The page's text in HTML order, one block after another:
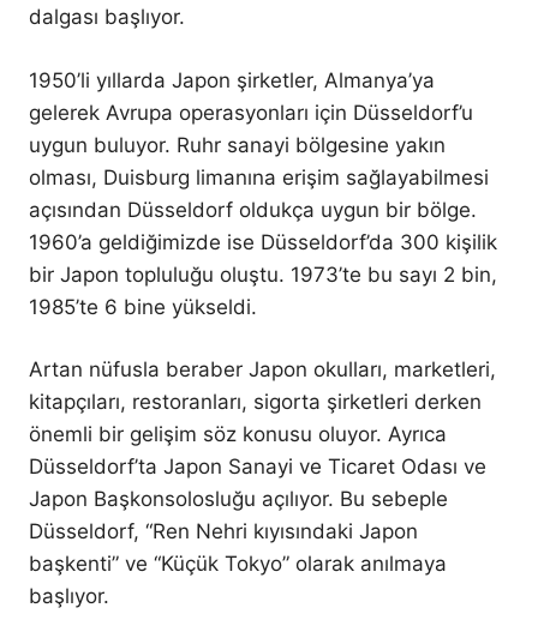
dalgası başlıyor.
1950’li yıllarda Japon şirketler, Almanya’ya
gelerek Avrupa operasyonları için Düsseldorf’u
uygun buluyor. Ruhr sanayi bölgesine yakın
olması, Duisburg limanına erişim sağlayabilmesi
açısından Düsseldorf oldukça uygun bir bölge.
1960’a geldiğimizde ise Düsseldorf’da 300 kişilik
bir Japon topluluğu oluştu. 1973’te bu sayı 2 bin,
1985’te 6 bine yükseldi.
Artan nüfusla beraber Japon okulları, marketleri,
kitapçıları, restoranları, sigorta şirketleri derken
önemli bir gelişim söz konusu oluyor. Ayrıca
Düsseldorf’ta Japon Sanayi ve Ticaret Odası ve
Japon Başkonsolosluğu açılıyor. Bu sebeple
Düsseldorf, “Ren Nehri kıyısındaki Japon
başkenti” ve “Küçük Tokyo” olarak anılmaya
başlıyor.